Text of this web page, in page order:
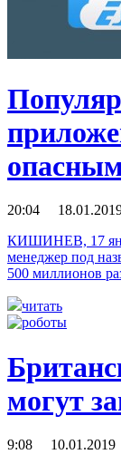
20:04
КИШИНЕВ, 17
менеджер под
500 миллионов
читать
могут
9:08 10.01.2019